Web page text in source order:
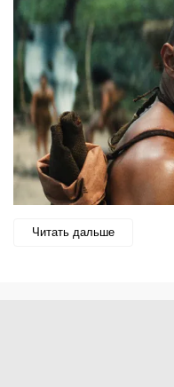
Читать дальше